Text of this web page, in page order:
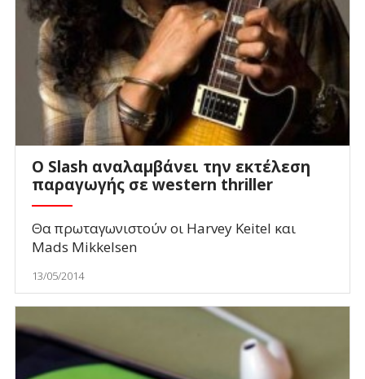
Ο Slash αναλαμβάνει την εκτέλεση
παραγωγής σε western thriller
Θα πρωταγωνιστούν οι Harvey Keitel και
Mads Mikkelsen
13/05/2014